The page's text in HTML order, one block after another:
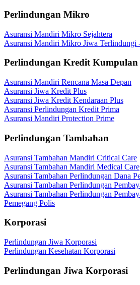
Perlindungan Mikro
Asuransi Mandiri Mikro Sejahtera
Asuransi Mandiri Mikro Jiwa Terlindungi
Perlindungan Kredit Kumpulan
Asuransi Mandiri Rencana Masa Depan
Asuransi Jiwa Kredit Plus
Asuransi Jiwa Kredit Kendaraan Plus
Asuransi Perlindungan Kredit Prima
Asuransi Mandiri Protection Prime
Perlindungan Tambahan
Asuransi Tambahan Mandiri Critical Care
Asuransi Tambahan Mandiri Medical Care
Asuransi Tambahan Perlindungan Dana
Asuransi Tambahan Perlindungan
Asuransi Tambahan Perlindungan
Pemegang Polis
Korporasi
Perlindungan Jiwa Korporasi
Perlindungan Kesehatan Korporasi
Perlindungan Jiwa Korporasi